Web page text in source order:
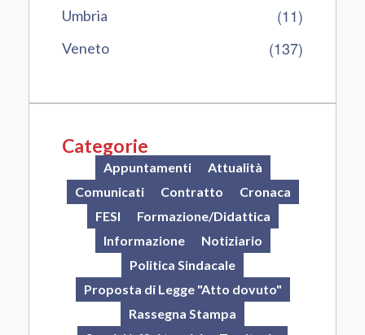
Umbria (11)
Veneto (137)
Categorie
Appuntamenti
Attualità
Comunicati
Contratto
Cronaca
FESI
Formazione/Didattica
Informazione
Notiziario
Politica Sindacale
Proposta di Legge "Atto dovuto"
Rassegna Stampa